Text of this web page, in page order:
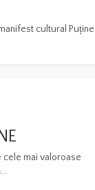
cultural Puține
cele mai valoroase